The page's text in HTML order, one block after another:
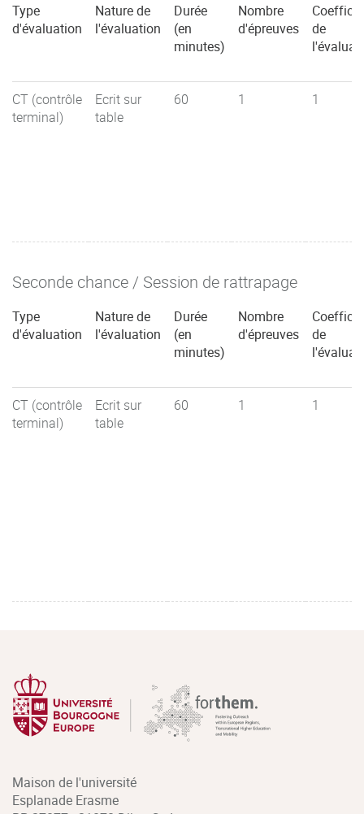
Type
d'évaluation
Nature de
l'évaluation
Durée
(en
minutes)
Nombre
d'épreuves
de
CT (contrôle
terminal)
Ecrit sur
table
60 1 1
Seconde chance / Session de rattrapage
Type
d'évaluation
Nature de
l'évaluation
Durée
(en
minutes)
Nombre
d'épreuves
de
CT (contrôle
terminal)
Ecrit sur
table
60 1 1
Maison de l'université
Esplanade Erasme